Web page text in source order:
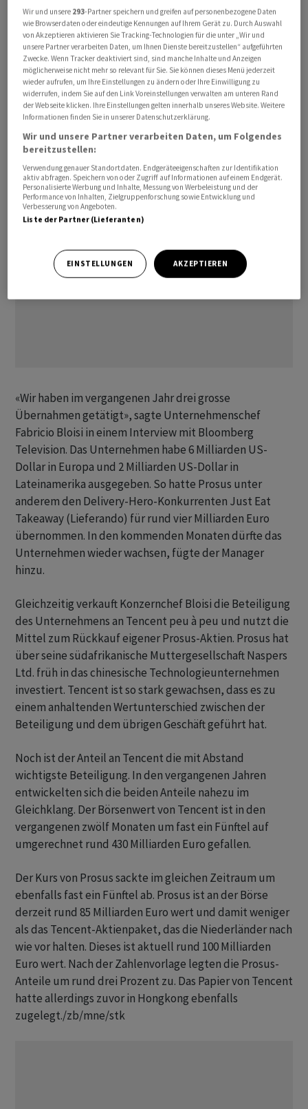
prozentigen Beteiligung an Tencent knapp zwölf
Milliarden Euro - dies war allerdings etwas weniger als
noch im Jahr davor. Damals hatte Prosus noch mehr Geld
aus dem Verkauf von Tencent-Aktien eingenommen. Die
Niederländer wollen die Abhängigkeit von Tencent
verringern und haben daher in den vergangenen Jahren
ihren Anteil an dem chinesischen Konzern von einst rund
30 Prozent Schritt für Schritt reduziert. Das Geld steckt
Prosus unter anderem in den Ausbau seiner E-
Commerce-Geschäfte.
«Wir haben im vergangenen Jahr drei grosse
Übernahmen getätigt», sagte Unternehmenschef
Fabricio Bloisi in einem Interview mit Bloomberg
Television. Das Unternehmen habe 6 Milliarden US-
Dollar in Europa und 2 Milliarden US-Dollar in
Lateinamerika ausgegeben. So hatte Prosus unter
anderem den Delivery-Hero-Konkurrenten Just Eat
Takeaway (Lieferando) für rund vier Milliarden Euro
übernommen. In den kommenden Monaten dürfte das
Unternehmen wieder wachsen, fügte der Manager
hinzu.
Gleichzeitig verkauft Konzernchef Bloisi die Beteiligung
des Unternehmens an Tencent peu à peu und nutzt die
Mittel zum Rückkauf eigener Prosus-Aktien. Prosus hat
über seine südafrikanische Muttergesellschaft Naspers
Ltd. früh in das chinesische Technologieunternehmen
investiert. Tencent ist so stark gewachsen, dass es zu
einem anhaltenden Wertunterschied zwischen der
Beteiligung und dem übrigen Geschäft geführt hat.
Noch ist der Anteil an Tencent die mit Abstand
wichtigste Beteiligung. In den vergangenen Jahren
entwickelten sich die beiden Anteile nahezu im
Gleichklang. Der Börsenwert von Tencent ist in den
vergangenen zwölf Monaten um fast ein Fünftel auf
umgerechnet rund 430 Milliarden Euro gefallen.
Der Kurs von Prosus sackte im gleichen Zeitraum um
ebenfalls fast ein Fünftel ab. Prosus ist an der Börse
derzeit rund 85 Milliarden Euro wert und damit weniger
als das Tencent-Aktienpaket, das die Niederländer nach
wie vor halten. Dieses ist aktuell rund 100 Milliarden
Euro wert. Nach der Zahlenvorlage legten die Prosus-
Anteile um rund drei Prozent zu. Das Papier von Tencent
hatte allerdings zuvor in Hongkong ebenfalls
zugelegt./zb/mne/stk
Wir und unsere 293-Partner speichern und greifen auf personenbezogene Daten
wie Browserdaten oder eindeutige Kennungen auf Ihrem Gerät zu. Durch Auswahl
von Akzeptieren aktivieren Sie Tracking-Technologien für die unter „Wir und
unsere Partner verarbeiten Daten, um Ihnen Dienste bereitzustellen“ aufgeführten
Zwecke. Wenn Tracker deaktiviert sind, sind manche Inhalte und Anzeigen
möglicherweise nicht mehr so relevant für Sie. Sie können dieses Menü jederzeit
wieder aufrufen, um Ihre Einstellungen zu ändern oder Ihre Einwilligung zu
widerrufen, indem Sie auf den Link Voreinstellungen verwalten am unteren Rand
der Webseite klicken. Ihre Einstellungen gelten innerhalb unseres Website. Weitere
Informationen finden Sie in unserer Datenschutzerklärung.
Wir und unsere Partner verarbeiten Daten, um Folgendes
bereitzustellen:
Verwendung genauer Standortdaten. Endgeräteeigenschaften zur Identifikation
aktiv abfragen. Speichern von oder Zugriff auf Informationen auf einem Endgerät.
Personalisierte Werbung und Inhalte, Messung von Werbeleistung und der
Performance von Inhalten, Zielgruppenforschung sowie Entwicklung und
Verbesserung von Angeboten.
Liste der Partner (Lieferanten)
EINSTELLUNGEN AKZEPTIEREN